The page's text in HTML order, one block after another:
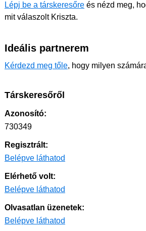
Lépj be a társkeresőre és nézd meg,
mit válaszolt Kriszta.
Ideális partnerem
Kérdezd meg tőle, hogy milyen
Társkeresőről
Azonosító:
730349
Regisztrált:
Belépve láthatod
Elérhető volt:
Belépve láthatod
Olvasatlan üzenetek:
Belépve láthatod